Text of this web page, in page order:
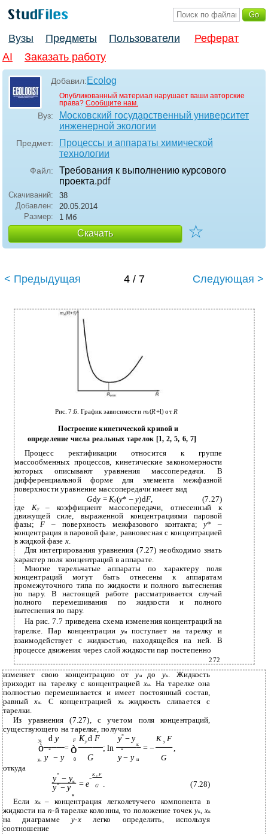
Вузы Предметы Пользователи
Реферат
AI
Заказать работу
Добавил:Ecolog
Опубликованный материал нарушает ваши авторские
права? Сообщите нам.
Вуз:
Московский государственный университет
инженерной экологии
Предмет:
Процессы и аппараты химической
технологии
Файл:
Требования к выполнению курсового
проекта.pdf
Скачиваний:
38
Добавлен:
20.05.2014
Размер:
1 Мб
Скачать ☆
< Предыдущая 4 / 7 Следующая >
Рис. 7.6. График зависимости mx(R+l) отR
Построение кинетической кривой и
определение числа реальных тарелок [1, 2, 5, 6, 7]
Процесс ректификации относится к группе
массообменных процессов, кинетические закономерности
которых описывают уравнения массопередачи. В
дифференциальной форме для элемента межфазной
поверхности уравнение массопередачи имеет вид
Gdy =Ky(y* –y)dF, (7.27)
гдеКу – коэффициент массопередачи, отнесенный к
движущей силе, выраженной концентрациями паровой
фазы;F– поверхность межфазового контакта;у* –
концентрация в паровой фазе, равновесная с концентрацией
в жидкой фазех.
Для интегрирования уравнения (7.27) необходимо знать
характер поля концентраций в аппарате.
Многие тарельчатые аппараты по характеру поля
концентраций могут быть отнесены к аппаратам
промежуточного типа по жидкости и полного вытеснения
по пару. В настоящей работе рассматривается случай
полного перемешивания по жидкости и полного
вытеснения по пару.
На рис. 7.7 приведена схема изменения концентраций на
тарелке. Пар концентрации yн поступает на тарелку и
взаимодействует с жидкостью, находящейся на ней. В
процессе движения через слой жидкости пар постепенно
272
изменяет свою концентрацию отундоук. Жидкость
приходит на тарелку с концентрацией хн. На тарелке она
полностью перемешивается и имеет постоянный состав,
равныйхк. С концентрацией xк жидкость сливается с
тарелки.
Из уравнения (7.27), с учетом поля концентраций,
существующего на тарелке, получим
yк d y F Kyd F y* −y
к
Ky F
ò =ò ; ln = −
,
y
*
− y G
*
G
yн 0 y− y н
откуда
y* − yк
K yF
=e
−
(7.28)
G
y*−y
н
Если xк – концентрация легколетучего компонента в
жидкости наn-й тарелке колонны, то положение точекук, хк
на диаграммеу-х
легко определить, используя
соотношение